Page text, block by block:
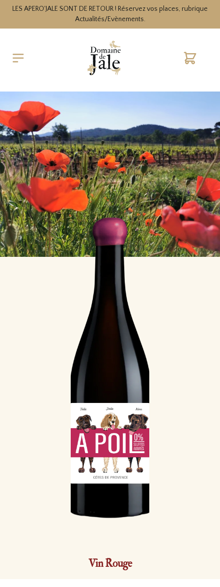
LES APERO'JALE SONT DE RETOUR ! Réservez vos places, rubrique
Actualités/Evènements.
Cart
Vin Rouge